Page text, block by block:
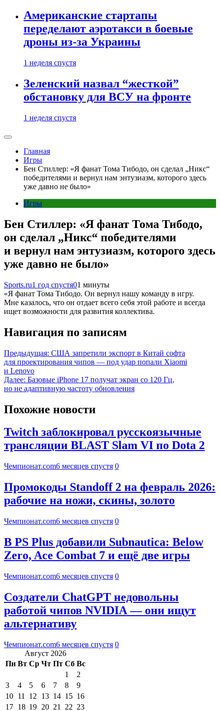
Американские стартапы
переделают аэротакси в боевые
дроны из-за Украины
1 неделя спустя
Зеленский назвал “жесткой”
обстановку для ВСУ на фронте
1 неделя спустя
Главная
Игры
Бен Стиллер: «Я фанат Тома Тибодо, он сделал „Никс“
победителями и вернул нам энтузиазм, которого здесь
уже давно не было»
Игры
Бен Стиллер: «Я фанат Тома Тибодо,
он сделал „Никс“ победителями
и вернул нам энтузиазм, которого здесь
уже давно не было»
Sports.ru1 год спустя01 минуты
«Я фанат Тома Тибодо. Он вернул нашу команду в игру.
Мне казалось, что он отдает всего себя этой работе и всегда
ищет возможности для развития коллектива.
Навигация по записям
Предыдущая: США запретили экспорт в Китай софта
для проектирования чипов — под удар попали Xiaomi
и Lenovo
Далее: Базовые iPhone 17 получат экран со 120 Гц,
но не адаптивную частоту обновления
Похожие новости
Twitch заблокировал русскоязычные
трансляции BLAST Slam VI по Dota 2
Чемпионат.com6 месяцев спустя 0
Промокоды Standoff 2 на февраль 2026:
рабочие на ножи, скины, золото
Чемпионат.com6 месяцев спустя 0
В PS Plus добавили Subnautica: Below
Zero, Ace Combat 7 и ещё две игры
Чемпионат.com6 месяцев спустя 0
Создатели ChatGPT недовольны
работой чипов NVIDIA — они ищут
альтернативу
Чемпионат.com6 месяцев спустя 0
Август 2026
Пн Вт Ср Чт Пт Сб Вс
1
2
3
4 5 6 7 8
9
10 11 12 13 14 15 16
17 18 19 20 21 22 23